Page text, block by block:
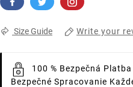
Size Guide Write your
100 % Bezpečná Platba
Bezpečné Spracovanie